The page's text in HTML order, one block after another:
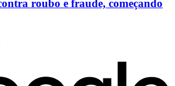
roubo e fraude, começando